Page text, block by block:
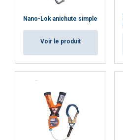
Nano-Lok anichute simple
Voir le produit